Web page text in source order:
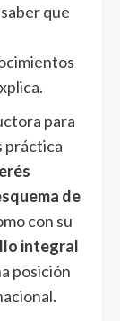
que
para
práctica
de
con su
integral
posición